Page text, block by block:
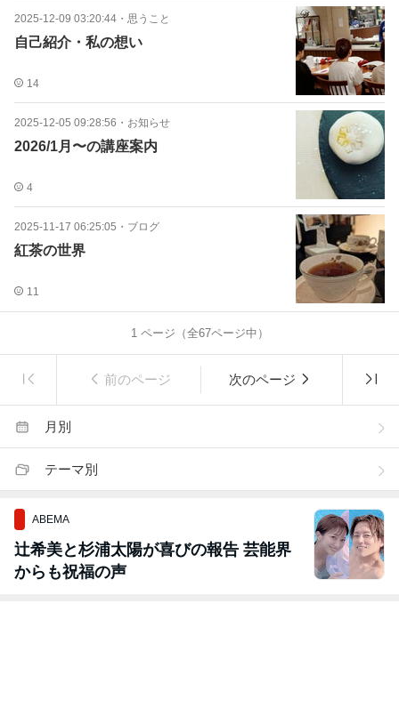
2025-12-09 03:20:44 ・ 思うこと
自己紹介・私の想い
14
2025-12-05 09:28:56 ・ お知らせ
2026/1月〜の講座案内
4
2025-11-17 06:25:05 ・ ブログ
紅茶の世界
11
1ページ（全67ページ中）
前のページ 次のページ
月別
テーマ別
ABEMA
辻希美と杉浦太陽が喜びの報告 芸能界
からも祝福の声